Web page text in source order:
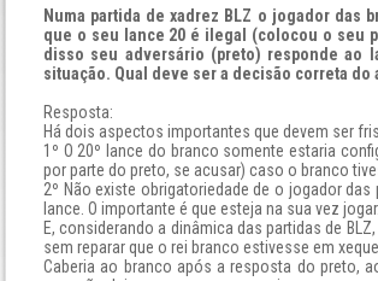
Numa partida de xadrez BLZ o jogador das
que o seu lance 20 é ilegal (colocou o seu
disso seu adversário (preto) responde ao
situação. Qual deve ser a decisão correta do
Resposta:
Há dois aspectos importantes que devem ser
1º O 20º lance do branco somente estaria
por parte do preto, se acusar) caso o branco
2º Não existe obrigatoriedade de o jogador
lance. O importante é que esteja na sua vez jogar.
E, considerando a dinâmica das partidas de
sem reparar que o rei branco estivesse em
Caberia ao branco após a resposta do preto,